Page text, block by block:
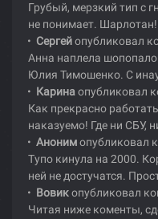
Грубый, мерзкий тип с
не понимает.
Сергейопубликовал
Анна наплела
Юлия Тимошенко. С
Каринаопубликовал
Как прекрасно
наказуемо! Где ни СБУ,
Анонимопубликовал
Тупо кинула на 2000.
ней не достучатся.
Вовикопубликовал
Читая ниже коменты,